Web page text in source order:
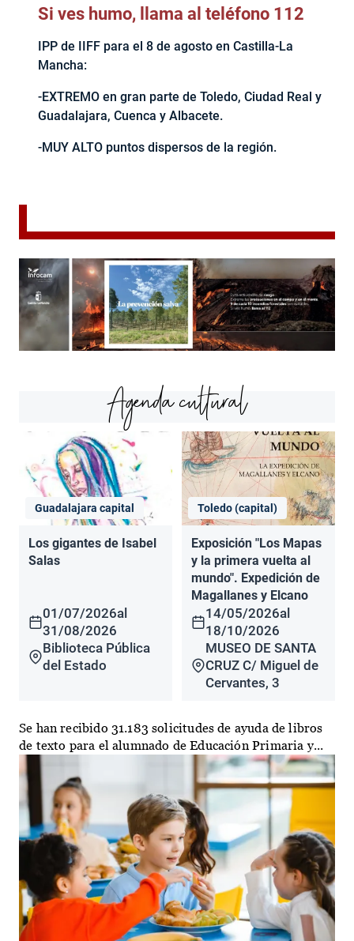
Si ves humo, llama al teléfono 112
IPP de IIFF para el 8 de agosto en Castilla-La
Mancha:
-EXTREMO en gran parte de Toledo, Ciudad Real y
Guadalajara, Cuenca y Albacete.
-MUY ALTO puntos dispersos de la región.
Agenda cultural
Guadalajara capital
Los gigantes de Isabel
Salas
01/07/2026al
31/08/2026
Biblioteca Pública
del Estado
Toledo (capital)
Exposición "Los Mapas
y la primera vuelta al
mundo". Expedición de
Magallanes y Elcano
14/05/2026al
18/10/2026
MUSEO DE SANTA
CRUZ C/ Miguel de
Cervantes, 3
Se han recibido 31.183 solicitudes de ayuda de libros
de texto para el alumnado de Educación Primaria y...